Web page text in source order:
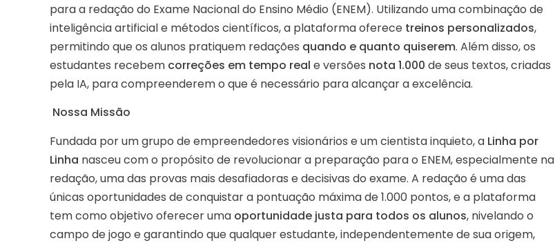
para a redação do Exame Nacional do Ensino Médio (ENEM). Utilizando uma combinação de
inteligência artificial e métodos científicos, a plataforma oferece treinos personalizados,
permitindo que os alunos pratiquem redações quando e quanto quiserem. Além disso, os
estudantes recebem correções em tempo real e versões nota 1.000 de seus textos, criadas
pela IA, para compreenderem o que é necessário para alcançar a excelência.
Nossa Missão
Fundada por um grupo de empreendedores visionários e um cientista inquieto, a Linha por
Linha nasceu com o propósito de revolucionar a preparação para o ENEM, especialmente na
redação, uma das provas mais desafiadoras e decisivas do exame. A redação é uma das
únicas oportunidades de conquistar a pontuação máxima de 1.000 pontos, e a plataforma
tem como objetivo oferecer uma oportunidade justa para todos os alunos, nivelando o
campo de jogo e garantindo que qualquer estudante, independentemente de sua origem,